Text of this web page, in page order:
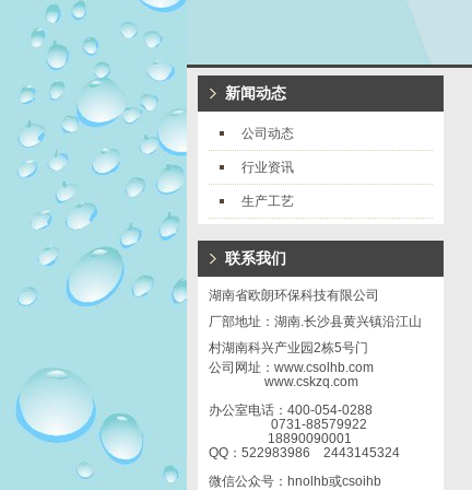
新闻动态
公司动态
行业资讯
生产工艺
联系我们
湖南省欧朗环保科技有限公司
厂部地址：湖南.长沙县黄兴镇沿江山
村湖南科兴产业园2栋5号门
公司网址：www.csolhb.com
www.cskzq.com
办公室电话：400-054-0288
0731-88579922
18890090001
QQ：522983986 2443145324
微信公众号：hnolhb或csoihb